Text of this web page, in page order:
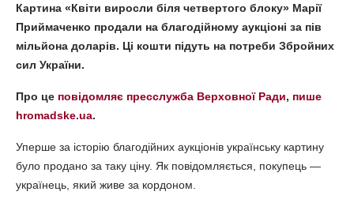
Картина «Квіти виросли біля четвертого блоку» Марії
Приймаченко продали на благодійному аукціоні за пів
мільйона доларів. Ці кошти підуть на потреби Збройних
сил України.
Про це повідомляє пресслужба Верховної Ради, пише
hromadske.ua.
Уперше за історію благодійних аукціонів українську картину
було продано за таку ціну. Як повідомляється, покупець —
українець, який живе за кордоном.